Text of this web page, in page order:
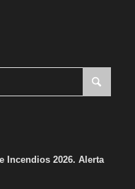
Incendios 2026. Alerta